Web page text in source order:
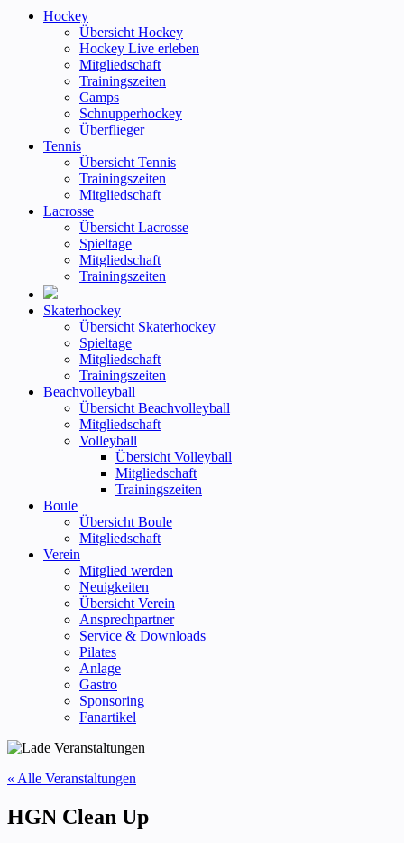
Hockey
Übersicht Hockey
Hockey Live erleben
Mitgliedschaft
Trainingszeiten
Camps
Schnupperhockey
Überflieger
Tennis
Übersicht Tennis
Trainingszeiten
Mitgliedschaft
Lacrosse
Übersicht Lacrosse
Spieltage
Mitgliedschaft
Trainingszeiten
Skaterhockey
Übersicht Skaterhockey
Spieltage
Mitgliedschaft
Trainingszeiten
Beachvolleyball
Übersicht Beachvolleyball
Mitgliedschaft
Volleyball
Übersicht Volleyball
Mitgliedschaft
Trainingszeiten
Boule
Übersicht Boule
Mitgliedschaft
Verein
Mitglied werden
Neuigkeiten
Übersicht Verein
Ansprechpartner
Service & Downloads
Pilates
Anlage
Gastro
Sponsoring
Fanartikel
« Alle Veranstaltungen
HGN Clean Up